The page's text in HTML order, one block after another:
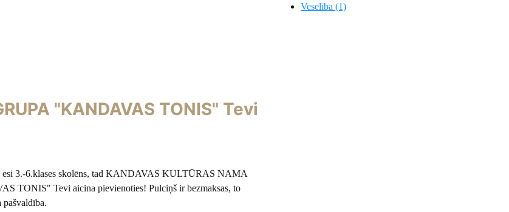
"KANDAVAS TONIS" Tevi
esi 3.-6.klases skolēns, tad KANDAVAS KULTŪRAS NAMA
TONIS" Tevi aicina pievienoties! Pulciņš ir bezmaksas, to
pašvaldība.
Veselība (1)